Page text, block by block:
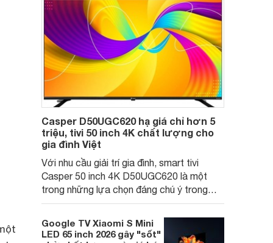
Casper D50UGC620 hạ giá chỉ hơn 5
triệu, tivi 50 inch 4K chất lượng cho
gia đình Việt
Với nhu cầu giải trí gia đình, smart tivi
Casper 50 inch 4K D50UGC620 là một
trong những lựa chọn đáng chú ý trong
phân khúc nhờ màn hình 4K cùng mức giá
đang được nhiều hệ thống bán lẻ điều
chỉnh xuống mức hấp dẫn.
Google TV Xiaomi S Mini
LED 65 inch 2026 gây "sốt"